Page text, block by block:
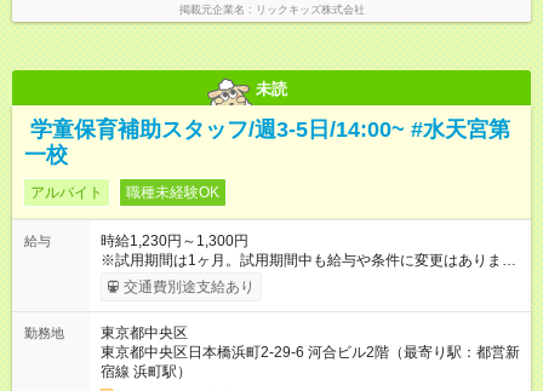
掲載元企業名 リックキッズ株式会社
未読
学童保育補助スタッフ/週3-5日/14:00~ #水天宮第
一校
アルバイト 職種未経験OK
給与
時給1,230円～1,300円
※試用期間は1ヶ月。試用期間中も給与や条件に変更はありませ
ん。 【試用期間】試用期間あり 試用期間の長さ：1ヶ月 雇用形
態、給与は本採用時と同じです。
交通費別途支給あり
勤務地
東京都中央区
東京都中央区日本橋浜町2-29-6 河合ビル2階（最寄り駅：都営新
宿線 浜町駅）